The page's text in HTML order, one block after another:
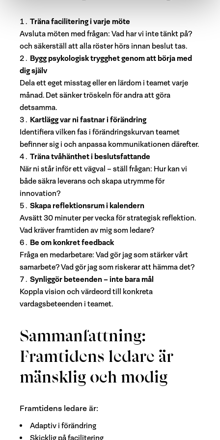
Träna facilitering i varje möte
Avsluta möten med frågan: Vad har vi inte tänkt på?
och säkerställ att alla röster hörs innan beslut tas.
Bygg psykologisk trygghet genom att börja med
dig själv
Dela ett eget misstag eller en lärdom i teamet varje
månad. Det sänker tröskeln för andra att göra
detsamma.
Kartlägg var ni fastnar i förändring
Identifiera vilken fas i förändringskurvan teamet
befinner sig i och anpassa kommunikationen därefter.
Träna tvåhänthet i beslutsfattande
När ni står inför ett vägval – ställ frågan: Hur kan vi
både säkra leverans och skapa utrymme för
innovation?
Skapa reflektionsrum i kalendern
Avsätt 30 minuter per vecka för strategisk reflektion.
Vad kräver framtiden av mig som ledare?
Be om konkret feedback
Fråga en medarbetare: Vad gör jag som stärker vårt
samarbete? Vad gör jag som riskerar att hämma det?
Synliggör beteenden – inte bara mål
Koppla vision och värdeord till konkreta
vardagsbeteenden i teamet.
Sammanfattning:
Framtidens ledare är
mänsklig och modig
Framtidens ledare är:
Adaptiv i förändring
Skicklig på facilitering